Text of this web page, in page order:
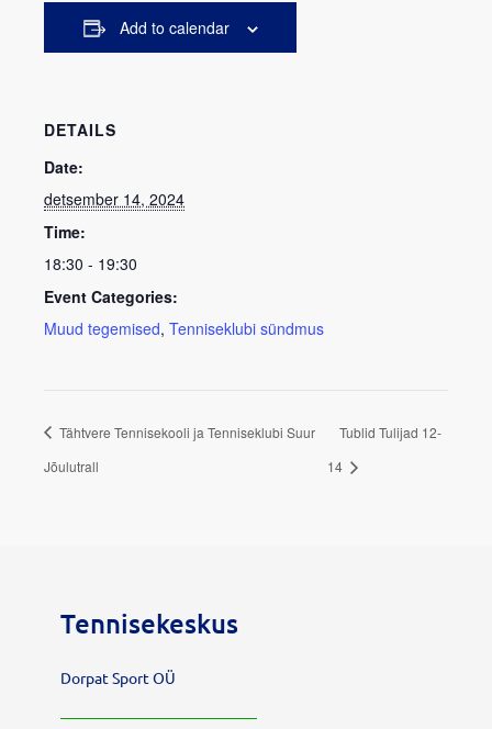
Add to calendar
DETAILS
Date:
detsember 14, 2024
Time:
18:30 - 19:30
Event Categories:
Muud tegemised, Tenniseklubi sündmus
Tähtvere Tennisekooli ja Tenniseklubi Suur
Jõulutrall
Tublid Tulijad 12-
14
Tennisekeskus
Dorpat Sport OÜ